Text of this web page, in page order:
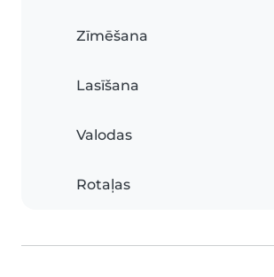
Zīmēšana
Lasīšana
Valodas
Rotaļas